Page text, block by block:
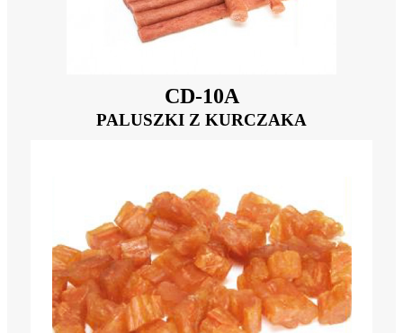
CD-10A
PALUSZKI Z KURCZAKA